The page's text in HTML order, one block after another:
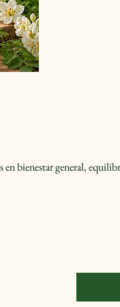
bienestar general,